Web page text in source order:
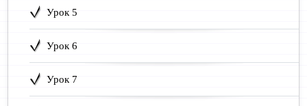
Урок 5
Урок 6
Урок 7